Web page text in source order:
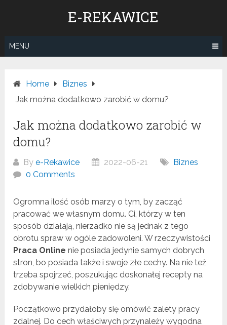
E-REKAWICE
MENU
Home
Biznes
Jak można dodatkowo zarobić w domu?
Jak można dodatkowo zarobić w
domu?
Bye-Rekawice 2022-06-21
Biznes
0 Comments
Ogromna ilość osób marzy o tym, by zacząć
pracować we własnym domu. Ci, którzy w ten
sposób działają, nierzadko nie są jednak z tego
obrotu spraw w ogóle zadowoleni. W rzeczywistości
Praca Online nie posiada jedynie samych dobrych
stron, bo posiada także i swoje złe cechy. Na nie też
trzeba spojrzeć, poszukując doskonałej recepty na
zdobywanie wielkich pieniędzy.
Początkowo przydałoby się omówić zalety pracy
zdalnej. Do cech właściwych przynależy wygodna